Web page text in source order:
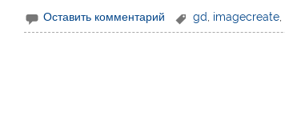
Оставить комментарий gd, imagecreate,